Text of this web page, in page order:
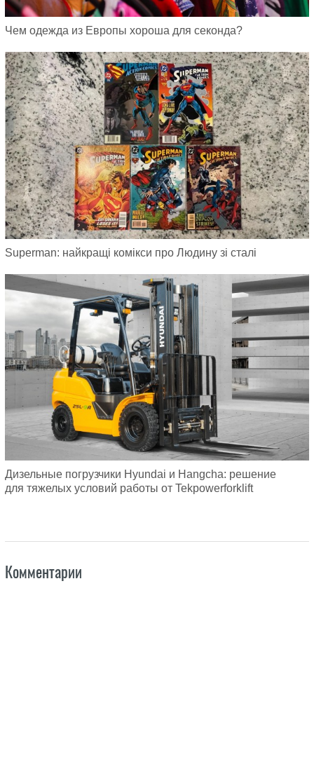
Чем одежда из Европы хороша для секонда?
Superman: найкращі комікси про Людину зі сталі
Дизельные погрузчики Hyundai и Hangcha: решение
для тяжелых условий работы от Tekpowerforklift
Комментарии